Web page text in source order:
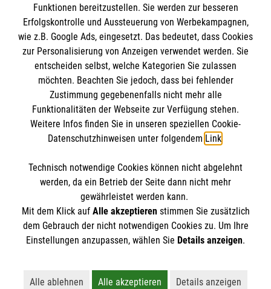
Impressum
Datenschutz
Kontakt
Barrierefreiheit
Die Malteser
Malteser in Deutschland
Malteserorden
Sharepoint
Spendenkonto
Bank: PAX Bank für Kirche und Caritas eG
IBAN: DE34 3706 0120 1201 2136 45
BIC: GENODED1PA7
So finden Sie uns
Teisendorfer Str. 8
83435 Bad Reichenhall
Email:Malteser.BadReichenhall@malteser.org
Der Malteser Hilfsdienst e.V. ist als eingetragene
Gewerbesteuer befreit.
Funktionen bereitzustellen. Sie werden zur besseren
Erfolgskontrolle und Aussteuerung von Werbekampagnen,
wie z.B. Google Ads, eingesetzt. Das bedeutet, dass Cookies
zur Personalisierung von Anzeigen verwendet werden. Sie
entscheiden selbst, welche Kategorien Sie zulassen
möchten. Beachten Sie jedoch, dass bei fehlender
Zustimmung gegebenenfalls nicht mehr alle
Funktionalitäten der Webseite zur Verfügung stehen.
Weitere Infos finden Sie in unseren speziellen Cookie-
Datenschutzhinweisen unter folgendem Link.
Technisch notwendige Cookies können nicht abgelehnt
werden, da ein Betrieb der Seite dann nicht mehr
gewährleistet werden kann.
Mit dem Klick auf Alle akzeptierenstimmen Sie zusätzlich
dem Gebrauch der nicht notwendigen Cookies zu. Um Ihre
Einstellungen anzupassen, wählen Sie Details anzeigen.
Alle ablehnen
Alle akzeptieren
Details anzeigen